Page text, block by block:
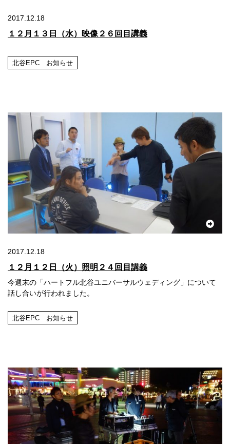
2017.12.18
１２月１３日（水）映像２６回目講義
北谷EPC お知らせ
2017.12.18
１２月１２日（火）照明２４回目講義
今週末の「ハートフル北谷ユニバーサルウェディング」について
話し合いが行われました。
北谷EPC お知らせ